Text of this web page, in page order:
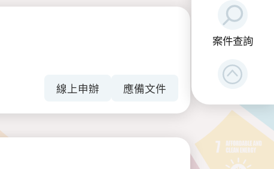
案件查詢
線上申辦 應備文件